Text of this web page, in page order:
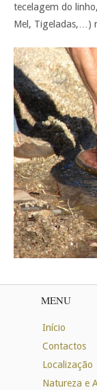
tecelagem do
Mel, Tigeladas,…)
MENU
Início
Contactos
Localização
Natureza e